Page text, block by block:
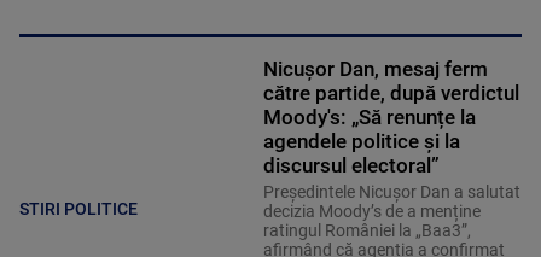
STIRI POLITICE
Nicușor Dan, mesaj ferm
către partide, după verdictul
Moody's: „Să renunțe la
agendele politice şi la
discursul electoral”
Președintele Nicușor Dan a salutat
decizia Moody’s de a menține
ratingul României la „Baa3”,
afirmând că agenția a confirmat